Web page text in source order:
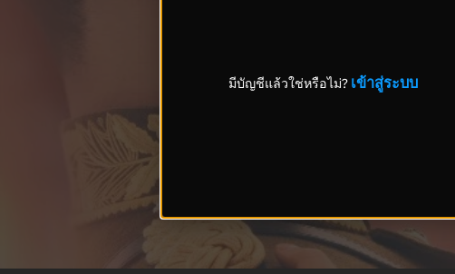
มีบัญชีแล้วใช่หรือไม่? เข้าสู่ระบบ